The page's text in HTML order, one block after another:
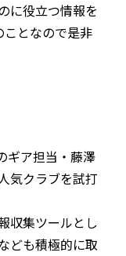
に役立つ情報を
となので是非
ギア担当・藤澤
気クラブを試打
収集ツールとし
ども積極的に取